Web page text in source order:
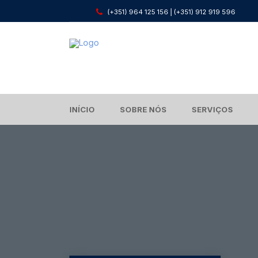
(+351) 964 125 156 | (+351) 912 919 596
INÍCIO SOBRE NÓS SERVIÇOS